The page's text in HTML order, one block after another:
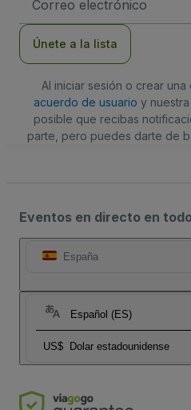
de
Únete a la lista
Al iniciar sesión o crear
acuerdo de usuario y nuestra
posible que recibas
parte, pero puedes darte de
Eventos en directo en
España
Español (ES)
US$ Dolar estadounidense